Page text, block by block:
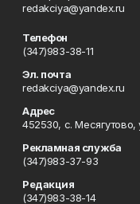
redakciya@yandex.ru
Телефон
(347)983-38-11
Эл. почта
redakciya@yandex.ru
Адрес
452530, с. Месягутово,
Рекламная служба
(347)983-37-93
Редакция
(347)983-38-14